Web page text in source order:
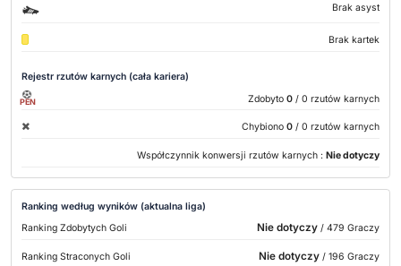
Brak asyst
Brak kartek
Rejestr rzutów karnych (cała kariera)
PEN Zdobyto 0 / 0 rzutów karnych
Chybiono 0 / 0 rzutów karnych
Współczynnik konwersji rzutów karnych : Nie dotyczy
Ranking według wyników (aktualna liga)
Ranking Zdobytych Goli
Nie dotyczy/ 479 Graczy
Ranking Straconych Goli Nie dotyczy/ 196 Graczy